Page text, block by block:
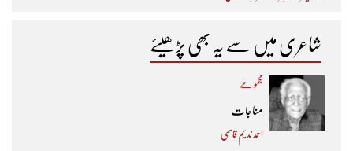
شاعری میں سے یہ بھی پڑھیئے
مجموعے
مناجات
احمد ندیم قاسمی